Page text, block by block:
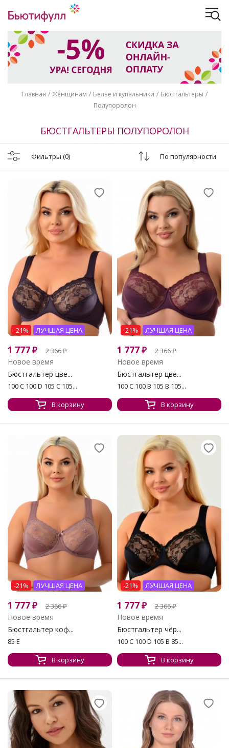
Главная Женщинам Бельё и купальники
Бюстгальтеры
Полупоролон
БЮСТГАЛЬТЕРЫ ПОЛУПОРОЛОН
Фильтры (0) По популярности
-21% ЛУЧШАЯ ЦЕНА
1 777₽ 2 366₽
Новое время
Бюстгальтер цве...
100 C 100 D 105 C 105...
В корзину
-21% ЛУЧШАЯ ЦЕНА
1 777₽ 2 366₽
Новое время
Бюстгальтер цве...
100 C 100 В 105 B 105...
В корзину
-21% ЛУЧШАЯ ЦЕНА
1 777₽ 2 366₽
Новое время
Бюстгальтер коф...
85 E
В корзину
-21% ЛУЧШАЯ ЦЕНА
1 777₽ 2 366₽
Новое время
Бюстгальтер чёр...
100 C 100 D 105 B 85...
В корзину